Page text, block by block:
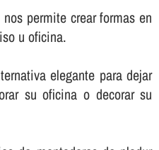
permite crear formas en
u oficina.
elegante para dejar
su oficina o decorar su